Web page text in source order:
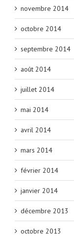
novembre 2014
octobre 2014
septembre 2014
août 2014
juillet 2014
mai 2014
avril 2014
mars 2014
février 2014
janvier 2014
décembre 2013
octobre 2013